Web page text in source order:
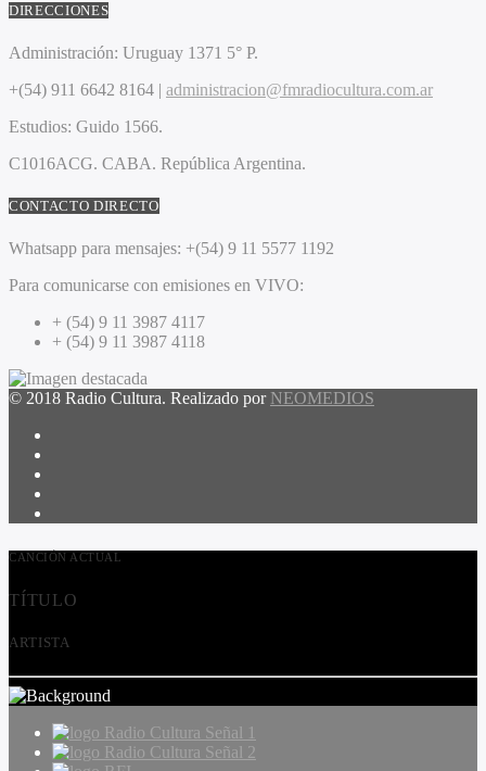
DIRECCIONES
Administración: Uruguay 1371 5° P.
+(54) 911 6642 8164 | administracion@fmradiocultura.com.ar
Estudios: Guido 1566.
C1016ACG. CABA. República Argentina.
CONTACTO DIRECTO
Whatsapp para mensajes: +(54) 9 11 5577 1192
Para comunicarse con emisiones en VIVO:
+ (54) 9 11 3987 4117
+ (54) 9 11 3987 4118
© 2018 Radio Cultura. Realizado por NEOMEDIOS
CANCIÓN ACTUAL
TÍTULO
ARTISTA
Radio Cultura Señal 1
Radio Cultura Señal 2